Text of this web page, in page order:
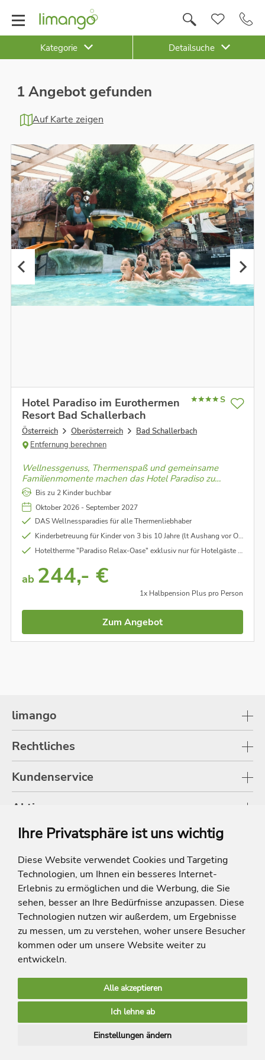
Ihre Privatsphäre ist uns wichtig
Diese Website verwendet Cookies und Targeting
Technologien, um Ihnen ein besseres Internet-
Erlebnis zu ermöglichen und die Werbung, die Sie
sehen, besser an Ihre Bedürfnisse anzupassen. Diese
Technologien nutzen wir außerdem, um Ergebnisse
zu messen, um zu verstehen, woher unsere Besucher
kommen oder um unsere Website weiter zu
entwickeln.
Alle akzeptieren
Ich lehne ab
Einstellungen ändern
Kategorie Detailsuche
1 Angebot gefunden
Auf Karte zeigen
Hotel Paradiso im Eurothermen
Resort Bad Schallerbach
S
Österreich Oberösterreich
Bad Schallerbach
Entfernung berechnen
Wellnessgenuss, Thermenspaß und gemeinsame
Familienmomente machen das Hotel Paradiso zu
einem der beliebtesten Urlaubsziele für Groß und Klein
Bis zu 2 Kinder buchbar
Oktober 2026 - September 2027
DAS Wellnessparadies für alle Thermenliebhaber
Kinderbetreuung für Kinder von 3 bis 10 Jahre (lt Aushang vor Ort)
Hoteltherme "Paradiso Relax-Oase" exklusiv nur für Hotelgäste mit Indoor- und Thermal-Außenpool, Saunen, Dampfbäder uvm.
ab 244,- €
1x Halbpension Plus pro Person
Zum Angebot
limango
Rechtliches
Kundenservice
Aktionen
Shop
* Die Ersparnis bezieht sich auf die aktuellen Listenpreise der Hotels, bei
Paketangeboten auf die Summe der Preise der Einzelleistungen.
**Streichpreise beziehen sich auf die ursprünglichen Preise des Reiseveranstalters.
limango Apps